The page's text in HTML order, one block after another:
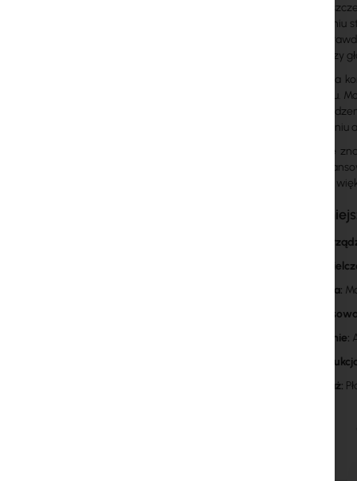
rejestruje
zastosowaniu
idealnie
korytarzy czy
Miniaturowa
poliwęglanu.
40°C.
wykorzystaniu
W systemie
oraz
Dla jeszcze
Typ
Optyka:
Zasilanie:
Montaż: